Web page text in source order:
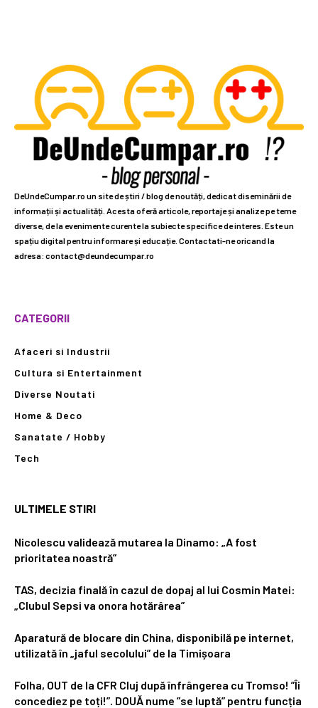
DeUndeCumpar.ro un site de știri / blog de noutăți, dedicat diseminării de
informații și actualități. Acesta oferă articole, reportaje și analize pe teme
diverse, de la evenimente curente la subiecte specifice de interes. Este un
spațiu digital pentru informare și educație. Contactati-ne oricand la
adresa: contact@deundecumpar.ro
CATEGORII
Afaceri si Industrii
Cultura si Entertainment
Diverse Noutati
Home & Deco
Sanatate / Hobby
Tech
ULTIMELE STIRI
Nicolescu validează mutarea la Dinamo: „A fost
prioritatea noastră”
TAS, decizia finală în cazul de dopaj al lui Cosmin Matei:
„Clubul Sepsi va onora hotărârea”
Aparatură de blocare din China, disponibilă pe internet,
utilizată în „jaful secolului” de la Timișoara
Folha, OUT de la CFR Cluj după înfrângerea cu Tromso! ”Îi
concediez pe toți!”. DOUĂ nume ”se luptă” pentru funcția